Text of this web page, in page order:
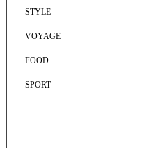
STYLE
VOYAGE
FOOD
SPORT